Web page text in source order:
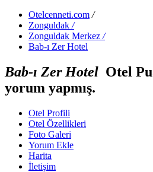
Otelcenneti.com /
Zonguldak /
Zonguldak Merkez /
Bab-ı Zer Hotel
Bab-ı Zer Hotel Otel
yorum yapmış.
Otel Profili
Otel Özellikleri
Foto Galeri
Yorum Ekle
Harita
İletişim